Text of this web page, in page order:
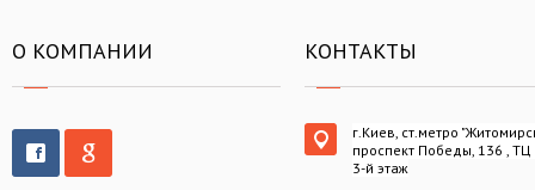
О КОМПАНИИ КОНТАКТЫ
г.Киев, ст.метро
проспект Победы, 136 , ТЦ
3-й этаж